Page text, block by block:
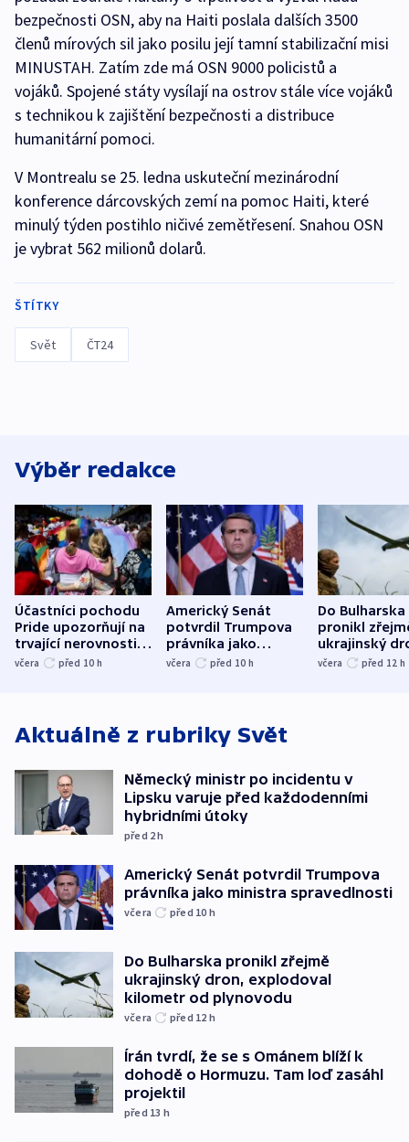
bezpečnosti OSN, aby na Haiti poslala dalších 3500
členů mírových sil jako posilu její tamní stabilizační misi
MINUSTAH. Zatím zde má OSN 9000 policistů a
vojáků. Spojené státy vysílají na ostrov stále více vojáků
s technikou k zajištění bezpečnosti a distribuce
humanitární pomoci.
V Montrealu se 25. ledna uskuteční mezinárodní
konference dárcovských zemí na pomoc Haiti, které
minulý týden postihlo ničivé zemětřesení. Snahou OSN
je vybrat 562 milionů dolarů.
ŠTÍTKY
Svět ČT24
Výběr redakce
Účastníci pochodu
Pride upozorňují na
trvající nerovnosti i
společenskou
včera před 10 h
Americký Senát
potvrdil Trumpova
právníka jako
ministra
včera před 10 h
Do Bulharska
pronikl
ukrajinský
explodoval
včera před 12 h
Aktuálně z rubriky Svět
Německý ministr po incidentu v
Lipsku varuje před každodenními
hybridními útoky
před 2h
Americký Senát potvrdil Trumpova
právníka jako ministra spravedlnosti
včera před 10 h
Do Bulharska pronikl zřejmě
ukrajinský dron, explodoval
kilometr od plynovodu
včera před 12 h
Írán tvrdí, že se s Ománem blíží k
dohodě o Hormuzu. Tam loď zasáhl
projektil
před 13 h